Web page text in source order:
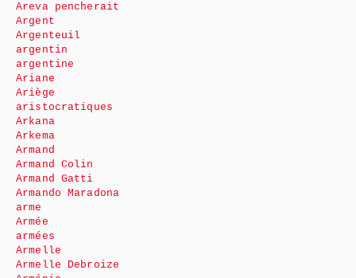
Areva pencherait
Argent
Argenteuil
argentin
argentine
Ariane
Ariège
aristocratiques
Arkana
Arkema
Armand
Armand Colin
Armand Gatti
Armando Maradona
arme
Armée
armées
Armelle
Armelle Debroize